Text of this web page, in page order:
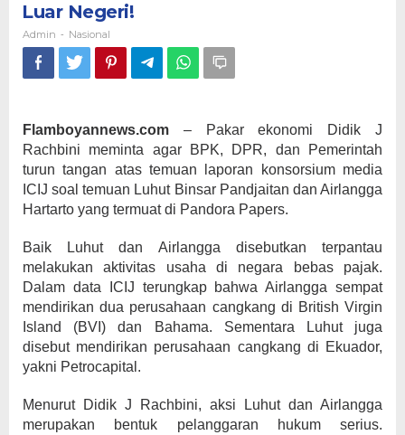
Luar Negeri!
Admin - Nasional
Flamboyannews.com – Pakar ekonomi Didik J
Rachbini meminta agar BPK, DPR, dan Pemerintah
turun tangan atas temuan laporan konsorsium media
ICIJ soal temuan Luhut Binsar Pandjaitan dan Airlangga
Hartarto yang termuat di Pandora Papers.
Baik Luhut dan Airlangga disebutkan terpantau
melakukan aktivitas usaha di negara bebas pajak.
Dalam data ICIJ terungkap bahwa Airlangga sempat
mendirikan dua perusahaan cangkang di British Virgin
Island (BVI) dan Bahama. Sementara Luhut juga
disebut mendirikan perusahaan cangkang di Ekuador,
yakni Petrocapital.
Menurut Didik J Rachbini, aksi Luhut dan Airlangga
merupakan bentuk pelanggaran hukum serius.